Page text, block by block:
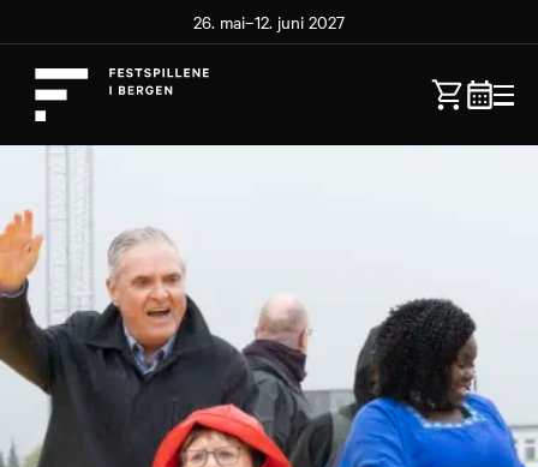
26. mai–12. juni 2027